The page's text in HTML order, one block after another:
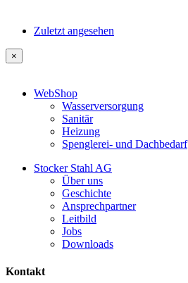
Zuletzt angesehen
×
WebShop
Wasserversorgung
Sanitär
Heizung
Spenglerei- und Dachbedarf
Stocker Stahl AG
Über uns
Geschichte
Ansprechpartner
Leitbild
Jobs
Downloads
Kontakt